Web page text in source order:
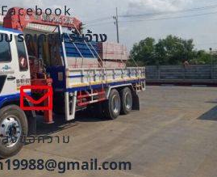
Facebook
บ รถเครน รับจ้าง
ส่งข้อความ